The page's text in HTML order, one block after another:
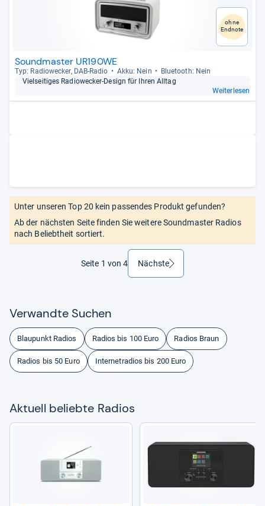
ohne
Endnote
Soundmaster UR190WE
Typ: Radio­we­cker, DAB-​Radio Akku: Nein
Blue­tooth: Nein
Viel­sei­ti­ges Radio­we­cker-​Design für Ihren All­tag
Weiterlesen
Unter unseren Top 20 kein passendes Produkt gefunden?
Ab der nächsten Seite finden Sie weitere Soundmaster Radios
nach Beliebtheit sortiert.
Seite 1 von 4 Nächsteweiter
Ver­wandte Suchen
Blaupunkt Radios Radios bis 100 Euro Radios Braun
Radios bis 50 Euro Internetradios bis 200 Euro
Aktu­ell beliebte Radios